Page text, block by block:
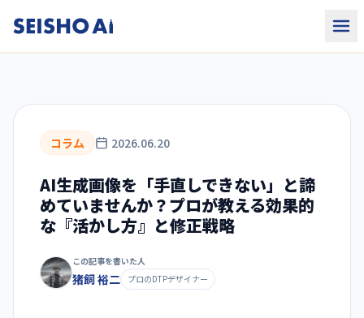
コラム 2026.06.20
AI生成画像を「手直しできない」と諦
めていませんか？プロが教える効果的
な『活かし方』と修正戦略
この記事を書いた人
猪飼 裕二 プロのDTPデザイナー